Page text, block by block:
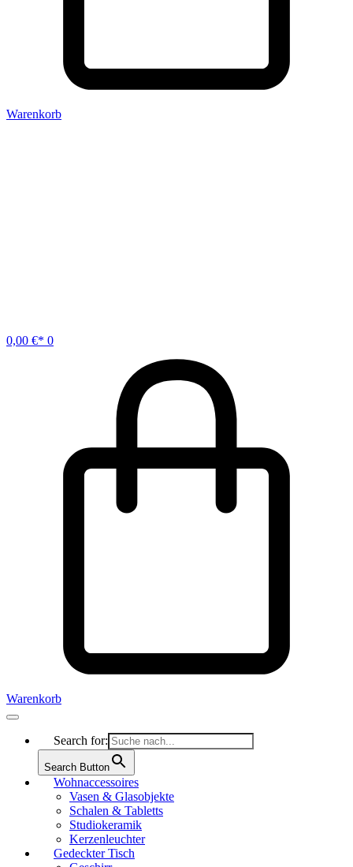
Warenkorb
0,00 € 0
Warenkorb
Search for:
Search Button
Wohnaccessoires
Vasen & Glasobjekte
Schalen & Tabletts
Studiokeramik
Kerzenleuchter
Gedeckter Tisch